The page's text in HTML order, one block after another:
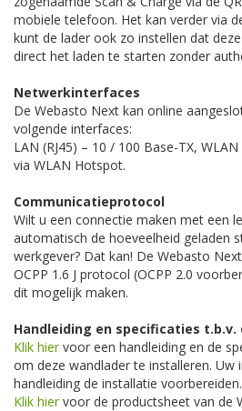
mobiele telefoon. Het kan verder via
kunt de lader ook zo instellen dat
direct het laden te starten zonder
Netwerkinterfaces
De Webasto Next kan online
volgende interfaces:
LAN (RJ45) – 10 / 100 Base-TX,
via WLAN Hotspot.
Communicatieprotocol
Wilt u een connectie maken met een
automatisch de hoeveelheid geladen
werkgever? Dat kan! De Webasto
OCPP 1.6 J protocol (OCPP 2.0
dit mogelijk maken.
Handleiding en specificaties t.b.v.
Klik hiervoor een handleiding en de
om deze wandlader te installeren. Uw
handleiding de installatie voorbereiden.
Klik hiervoor de productsheet van de